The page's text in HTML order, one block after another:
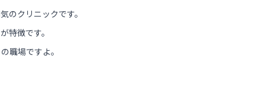
のクリニックです。
特徴です。
職場ですよ。